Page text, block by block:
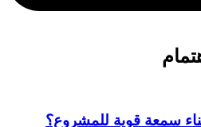
سمعة قوية للمشروع؟